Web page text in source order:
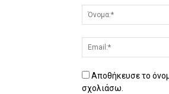
Αποθήκευσε το
σχολιάσω.